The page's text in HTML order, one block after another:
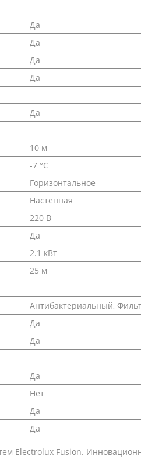
Да
Да
Да
Да
Да
10 м
-7 °С
Горизонтальное
Настенная
220 В
Да
2.1 кВт
25 м
Антибактериальный,
Да
Да
Да
Нет
Да
Да
Electrolux Fusion.